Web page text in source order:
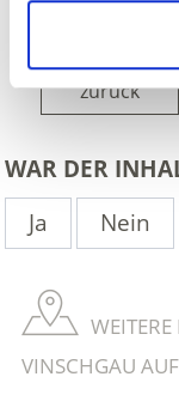
zurück
WAR DER
Ja
Nein
VINSCHGAU